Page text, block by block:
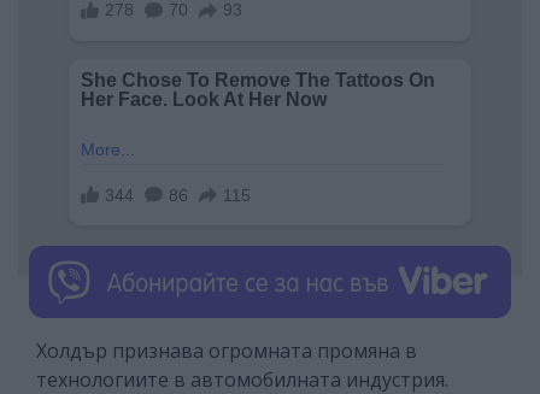
Холдър признава огромната промяна в
технологиите в автомобилната индустрия.